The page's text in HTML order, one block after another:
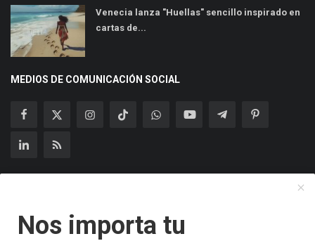
Venecia lanza "Huellas" sencillo inspirado en
cartas de...
MEDIOS DE COMUNICACIÓN SOCIAL
Nos importa tu